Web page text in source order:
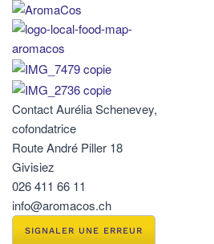
ContactAurélia Schenevey,
cofondatrice
Route André Piller 18
Givisiez
026 411 66 11
info@aromacos.ch
SIGNALER UNE ERREUR